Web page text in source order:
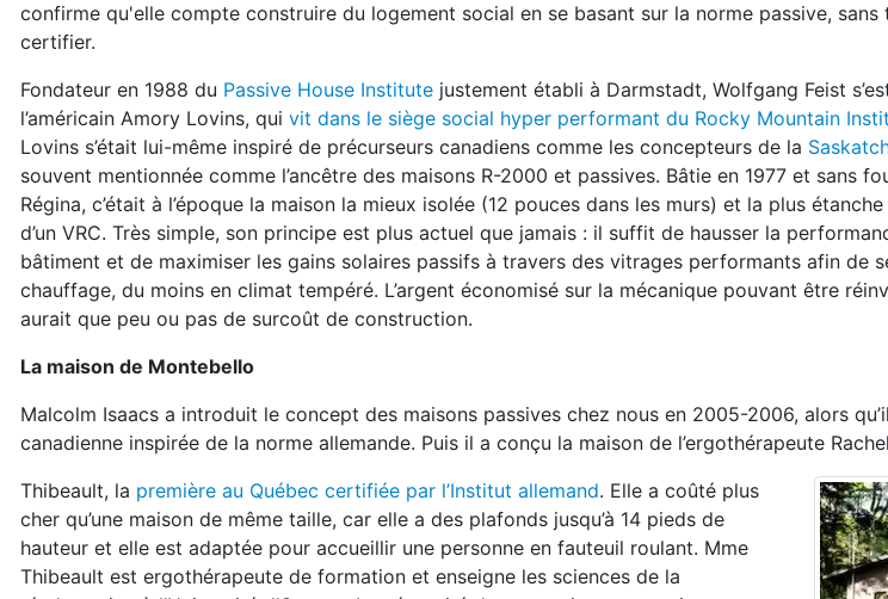
confirme qu'elle compte construire du logement social en se basant sur la norme passive,
certifier.
Fondateur en 1988 du Passive House Institute justement établi à Darmstadt, Wolfgang Feist
l’américain Amory Lovins, qui vit dans le siège social hyper performant du Rocky Mountain
Lovins s’était lui-même inspiré de précurseurs canadiens comme les concepteurs de la
souvent mentionnée comme l’ancêtre des maisons R-2000 et passives. Bâtie en 1977 et sans
Régina, c’était à l’époque la maison la mieux isolée (12 pouces dans les murs) et la plus
d’un VRC. Très simple, son principe est plus actuel que jamais : il suffit de hausser la
bâtiment et de maximiser les gains solaires passifs à travers des vitrages performants afin de
chauffage, du moins en climat tempéré. L’argent économisé sur la mécanique pouvant être
aurait que peu ou pas de surcoût de construction.
La maison de Montebello
Malcolm Isaacs a introduit le concept des maisons passives chez nous en 2005-2006, alors
canadienne inspirée de la norme allemande. Puis il a conçu la maison de l’ergothérapeute Rachel
Thibeault, la première au Québec certifiée par l’Institut allemand. Elle a coûté plus
cher qu’une maison de même taille, car elle a des plafonds jusqu’à 14 pieds de
hauteur et elle est adaptée pour accueillir une personne en fauteuil roulant. Mme
Thibeault est ergothérapeute de formation et enseigne les sciences de la